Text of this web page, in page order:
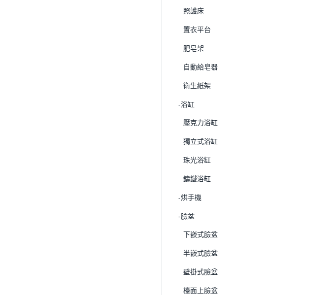
照護床
置衣平台
肥皂架
自動給皂器
衛生紙架
-浴缸
壓克力浴缸
獨立式浴缸
珠光浴缸
鑄鐵浴缸
-烘手機
-臉盆
下嵌式臉盆
半嵌式臉盆
壁掛式臉盆
檯面上臉盆